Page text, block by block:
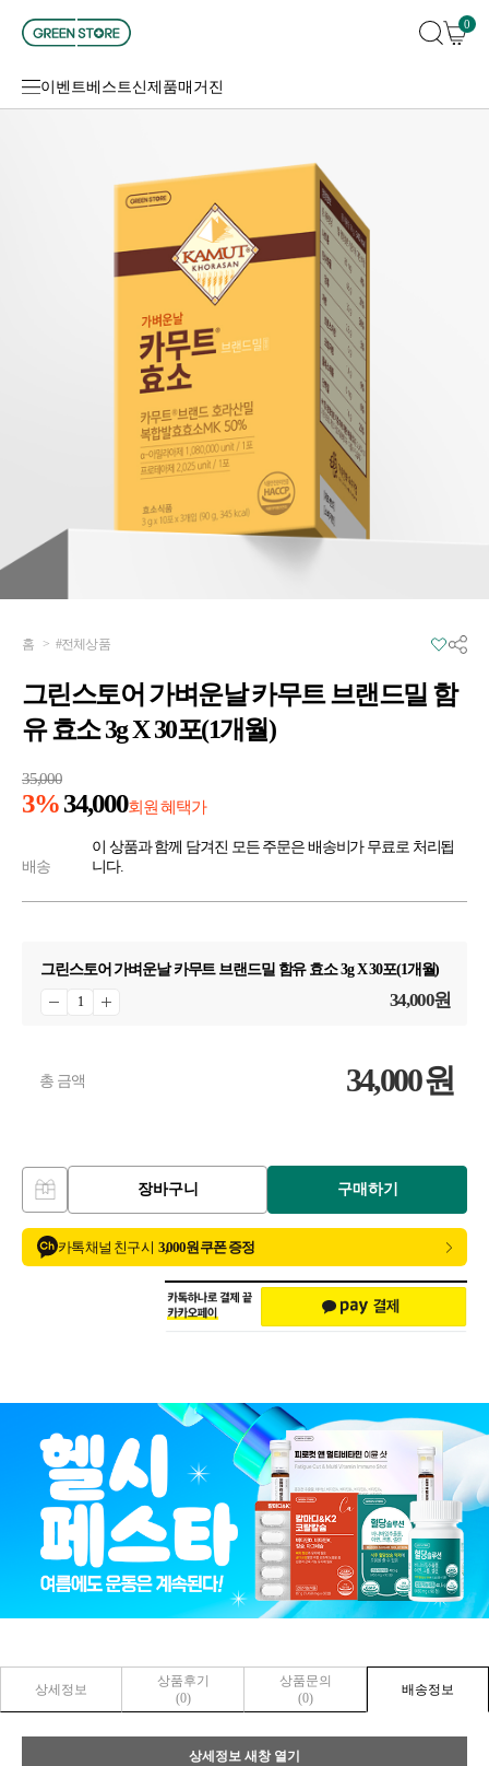
0
이벤트베스트 신제품매거진
홈 >#전체상품
그린스토어 가벼운날 카무트 브랜드밀 함
유 효소 3g X 30포(1개월)
35,000
3%34,000회원 혜택가
배송
이 상품과 함께 담겨진 모든 주문은 배송비가 무료로 처리됩
니다.
그린스토어 가벼운날 카무트 브랜드밀 함유 효소 3g X 30포(1개월)
34,000원
총 금액 34,000원
장바구니 구매하기
카톡 채널 친구 시 3,000원 쿠폰 증정
상세정보
상품후기
(0)
상품문의
(0)
배송정보
상세정보 새창 열기